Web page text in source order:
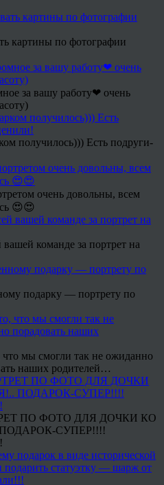
картины по фотографии
за вашу работу❤ очень
получилось))) Есть подруги-
очень довольны, всем
😍😍
команде за портрет на
подарку — портрету по
что мы смогли так не ожиданно
наших родителей…
ПО ФОТО ДЛЯ ДОЧКИ КО
СУПЕР!!!!